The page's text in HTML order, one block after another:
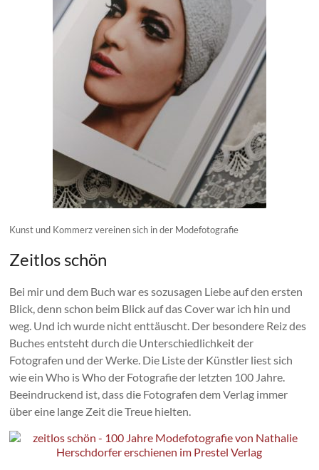
Kunst und Kommerz vereinen sich in der Modefotografie
Zeitlos schön
Bei mir und dem Buch war es sozusagen Liebe auf den ersten
Blick, denn schon beim Blick auf das Cover war ich hin und
weg. Und ich wurde nicht enttäuscht. Der besondere Reiz des
Buches entsteht durch die Unterschiedlichkeit der
Fotografen und der Werke. Die Liste der Künstler liest sich
wie ein Who is Who der Fotografie der letzten 100 Jahre.
Beeindruckend ist, dass die Fotografen dem Verlag immer
über eine lange Zeit die Treue hielten.